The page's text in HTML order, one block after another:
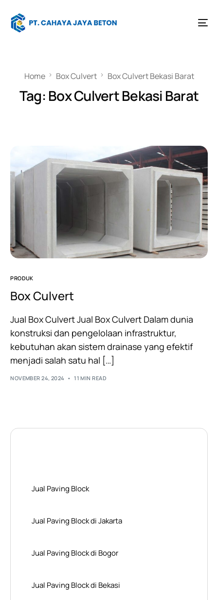
Home Box Culvert Box Culvert Bekasi Barat
Tag: Box Culvert Bekasi Barat
PRODUK
Box Culvert
Jual Box Culvert Jual Box Culvert Dalam dunia
konstruksi dan pengelolaan infrastruktur,
kebutuhan akan sistem drainase yang efektif
menjadi salah satu hal […]
NOVEMBER 24, 2024 11 MIN READ
Jual Paving Block
Jual Paving Block di Jakarta
Jual Paving Block di Bogor
Jual Paving Block di Bekasi